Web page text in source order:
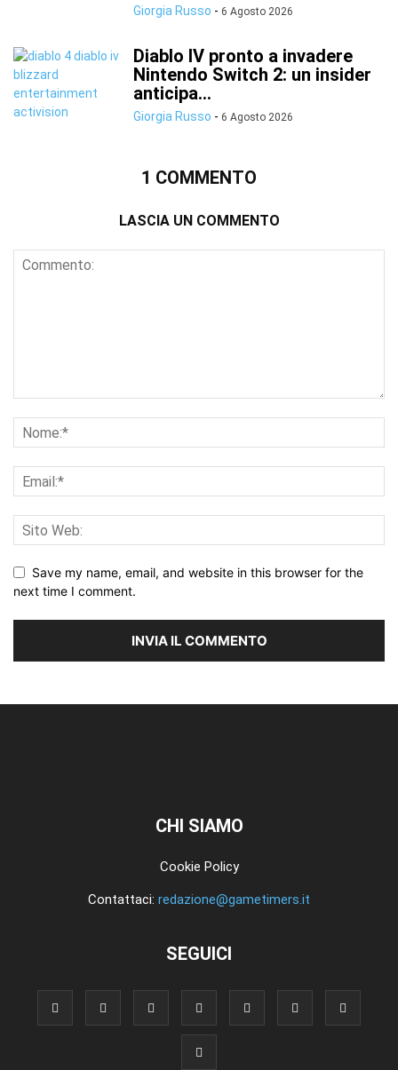
Giorgia Russo - 6 Agosto 2026
Diablo IV pronto a invadere
Nintendo Switch 2: un insider
anticipa...
Giorgia Russo - 6 Agosto 2026
1 COMMENTO
LASCIA UN COMMENTO
Save my name, email, and website in this browser for the
next time I comment.
CHI SIAMO
Cookie Policy
Contattaci: redazione@gametimers.it
SEGUICI